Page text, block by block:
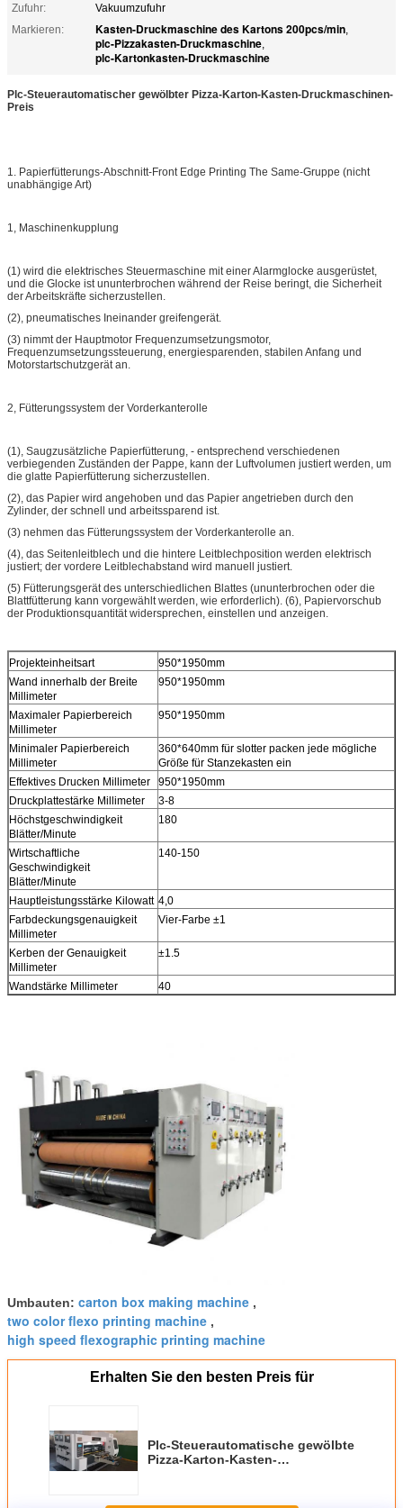
Zufuhr:
Vakuumzufuhr
Markieren:
Kasten-Druckmaschine des Kartons 200pcs/min,
plc-Pizzakasten-Druckmaschine,
plc-Kartonkasten-Druckmaschine
Plc-Steuerautomatischer gewölbter Pizza-Karton-Kasten-Druckmaschinen-
Preis
1. Papierfütterungs-Abschnitt-Front Edge Printing The Same-Gruppe (nicht
unabhängige Art)
1, Maschinenkupplung
(1) wird die elektrisches Steuermaschine mit einer Alarmglocke ausgerüstet,
und die Glocke ist ununterbrochen während der Reise beringt, die Sicherheit
der Arbeitskräfte sicherzustellen.
(2), pneumatisches Ineinander greifengerät.
(3) nimmt der Hauptmotor Frequenzumsetzungsmotor,
Frequenzumsetzungssteuerung, energiesparenden, stabilen Anfang und
Motorstartschutzgerät an.
2, Fütterungssystem der Vorderkanterolle
(1), Saugzusätzliche Papierfütterung, - entsprechend verschiedenen
verbiegenden Zuständen der Pappe, kann der Luftvolumen justiert werden, um
die glatte Papierfütterung sicherzustellen.
(2), das Papier wird angehoben und das Papier angetrieben durch den
Zylinder, der schnell und arbeitssparend ist.
(3) nehmen das Fütterungssystem der Vorderkanterolle an.
(4), das Seitenleitblech und die hintere Leitblechposition werden elektrisch
justiert; der vordere Leitblechabstand wird manuell justiert.
(5) Fütterungsgerät des unterschiedlichen Blattes (ununterbrochen oder die
Blattfütterung kann vorgewählt werden, wie erforderlich). (6), Papiervorschub
der Produktionsquantität widersprechen, einstellen und anzeigen.
Projekteinheitsart
950*1950mm
Wand innerhalb der Breite
Millimeter
950*1950mm
Maximaler Papierbereich
Millimeter
950*1950mm
Minimaler Papierbereich
Millimeter
360*640mm für slotter packen jede mögliche
Größe für Stanzekasten ein
Effektives Drucken Millimeter
950*1950mm
Druckplattestärke Millimeter
3-8
Höchstgeschwindigkeit
Blätter/Minute
180
Wirtschaftliche
Geschwindigkeit
Blätter/Minute
140-150
Hauptleistungsstärke Kilowatt 4,0
Farbdeckungsgenauigkeit
Millimeter
Vier-Farbe ±1
Kerben der Genauigkeit
Millimeter
±1.5
Wandstärke Millimeter 40
Umbauten: carton box making machine ,
two color flexo printing machine ,
high speed flexographic printing machine
Erhalten Sie den besten Preis für
Plc-Steuerautomatische gewölbte
Pizza-Karton-Kasten-